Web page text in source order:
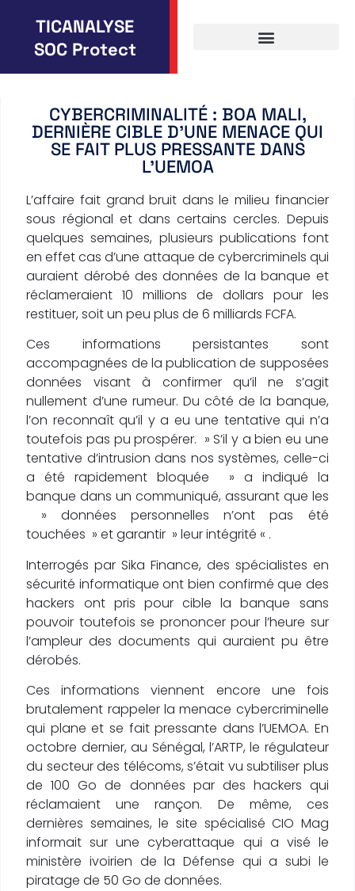
TICANALYSE
SOC Protect
CYBERCRIMINALITÉ : BOA MALI,
DERNIÈRE CIBLE D’UNE MENACE QUI
SE FAIT PLUS PRESSANTE DANS
L’UEMOA
L’affaire fait grand bruit dans le milieu financier
sous régional et dans certains cercles. Depuis
quelques semaines, plusieurs publications font
en effet cas d’une attaque de cybercriminels qui
auraient dérobé des données de la banque et
réclameraient 10 millions de dollars pour les
restituer, soit un peu plus de 6 milliards FCFA.
Ces informations persistantes sont
accompagnées de la publication de supposées
données visant à confirmer qu’il ne s’agit
nullement d’une rumeur. Du côté de la banque,
l’on reconnaît qu’il y a eu une tentative qui n’a
toutefois pas pu prospérer. » S’il y a bien eu une
tentative d’intrusion dans nos systèmes, celle-ci
a été rapidement bloquée » a indiqué la
banque dans un communiqué, assurant que les
» données personnelles n’ont pas été
touchées » et garantir » leur intégrité « .
Interrogés par Sika Finance, des spécialistes en
sécurité informatique ont bien confirmé que des
hackers ont pris pour cible la banque sans
pouvoir toutefois se prononcer pour l’heure sur
l’ampleur des documents qui auraient pu être
dérobés.
Ces informations viennent encore une fois
brutalement rappeler la menace cybercriminelle
qui plane et se fait pressante dans l’UEMOA. En
octobre dernier, au Sénégal, l’ARTP, le régulateur
du secteur des télécoms, s’était vu subtiliser plus
de 100 Go de données par des hackers qui
réclamaient une rançon. De même, ces
dernières semaines, le site spécialisé CIO Mag
informait sur une cyberattaque qui a visé le
ministère ivoirien de la Défense qui a subi le
piratage de 50 Go de données.